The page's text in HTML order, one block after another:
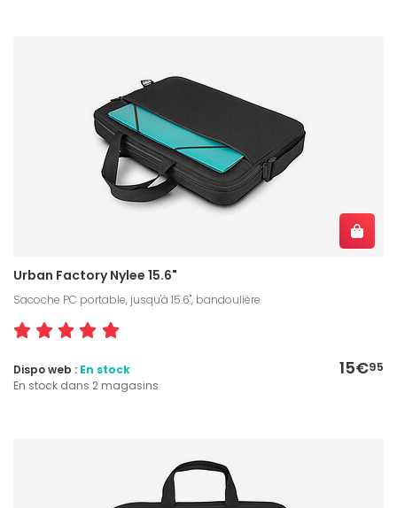
Urban Factory Nylee 15.6"
Sacoche PC portable, jusqu'à 15.6", bandoulière
15€95
Dispo web : En stock
En stock dans 2 magasins